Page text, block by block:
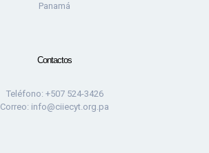
Panamá
Contactos
Teléfono: +507 524-3426
Correo: info@ciiecyt.org.pa